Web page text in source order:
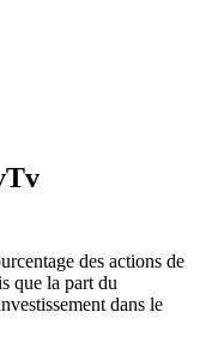
des actions de
que la part du
dans le